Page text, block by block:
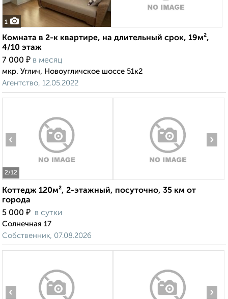
1
Комната в 2-к квартире, на длительный срок, 19м²,
4/10 этаж
7 000 ₽ в месяц
мкр. Углич, Новоугличское шоссе 51к2
Агентство, 12.05.2022
2/12
‹ ›
Коттедж 120м², 2-этажный, посуточно, 35 км от
города
5 000 ₽ в сутки
Солнечная 17
Собственник, 07.08.2026
‹ ›